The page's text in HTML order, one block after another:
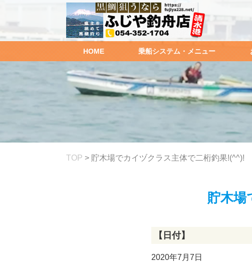
HOME 乗船システム・メニュー
TOP > 貯木場でカイヅクラス主体で二桁釣果!(^^)!
貯木場
【日付】
2020年7月7日